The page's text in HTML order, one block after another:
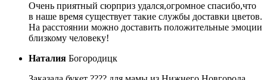
Очень приятный сюрприз удался,огромное спасибо,что
в наше время существует такие службы доставки цветов.
На расстоянии можно доставить положительные эмоции
близкому человеку!
Наталия Богородицк